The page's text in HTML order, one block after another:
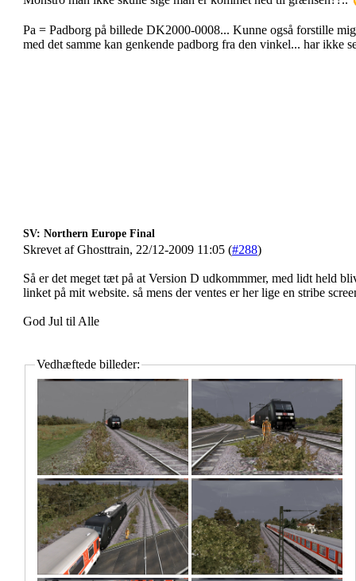
Pa = Padborg på billede DK2000-0008... Kunne også forstille
med det samme kan genkende padborg fra den vinkel... har ikke
SV: Northern Europe Final
Skrevet af Ghosttrain, 22/12-2009 11:05 (#288)
Så er det meget tæt på at Version D udkommmer, med lidt held
linket på mit website. så mens der ventes er her lige en stribe
God Jul til Alle
Vedhæftede billeder: